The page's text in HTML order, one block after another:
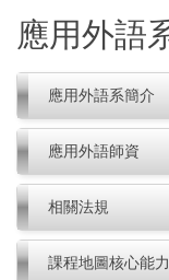
到
要
內
容
區
應用外語
應用外語系簡介
應用外語師資
相關法規
課程地圖核心能